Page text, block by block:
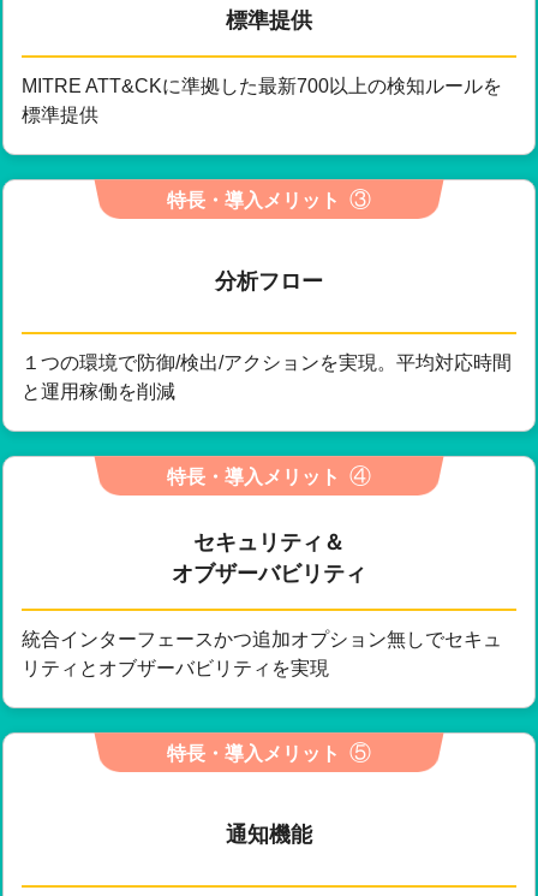
標準提供
MITRE ATT&CKに準拠した最新700以上の検知ルールを
標準提供
特長・導入メリット ③
分析フロー
１つの環境で防御/検出/アクションを実現。平均対応時間
と運用稼働を削減
特長・導入メリット ④
セキュリティ＆
オブザーバビリティ
統合インターフェースかつ追加オプション無しでセキュ
リティとオブザーバビリティを実現
特長・導入メリット ⑤
通知機能